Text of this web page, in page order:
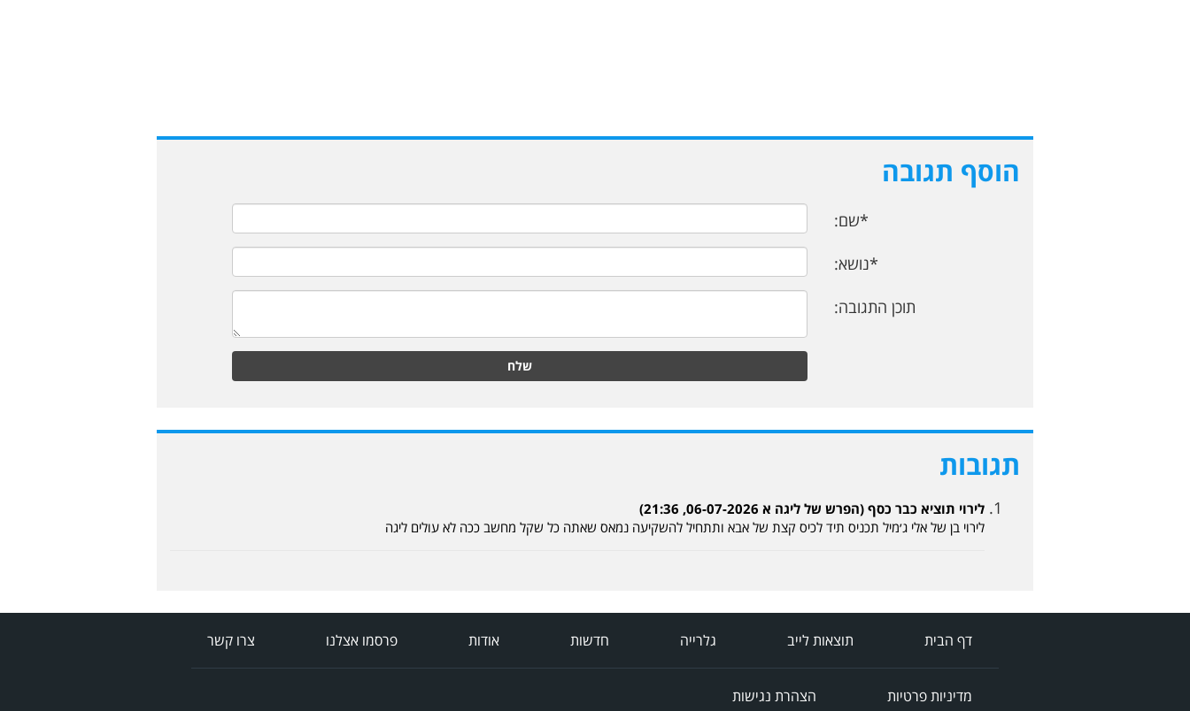
הוסף תגובה
*שם:
*נושא:
תוכן התגובה:
שלח
תגובות
לירוי תוציא כבר כסף (הפרש של ליגה א 06-07-2026, 21:36)
לירוי בן של אלי ג׳מיל תכניס תיד לכיס קצת של אבא ותתחיל להשקיעה נמאס שאתה כל שקל מחשב ככה לא עולים ליגה
דף הבית תוצאות לייב גלרייה חדשות אודות פרסמו אצלנו צרו קשר
מדיניות פרטיות הצהרת נגישות